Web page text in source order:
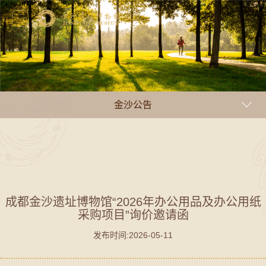
金沙公告
成都金沙遗址博物馆“2026年办公用品及办公用纸
采购项目”询价邀请函
发布时间:2026-05-11